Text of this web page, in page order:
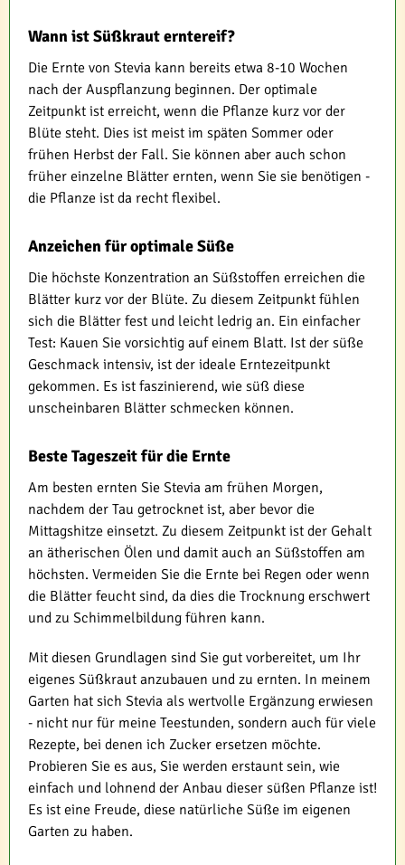
Wann ist Süßkraut erntereif?
Die Ernte von Stevia kann bereits etwa 8-10 Wochen
nach der Auspflanzung beginnen. Der optimale
Zeitpunkt ist erreicht, wenn die Pflanze kurz vor der
Blüte steht. Dies ist meist im späten Sommer oder
frühen Herbst der Fall. Sie können aber auch schon
früher einzelne Blätter ernten, wenn Sie sie benötigen -
die Pflanze ist da recht flexibel.
Anzeichen für optimale Süße
Die höchste Konzentration an Süßstoffen erreichen die
Blätter kurz vor der Blüte. Zu diesem Zeitpunkt fühlen
sich die Blätter fest und leicht ledrig an. Ein einfacher
Test: Kauen Sie vorsichtig auf einem Blatt. Ist der süße
Geschmack intensiv, ist der ideale Erntezeitpunkt
gekommen. Es ist faszinierend, wie süß diese
unscheinbaren Blätter schmecken können.
Beste Tageszeit für die Ernte
Am besten ernten Sie Stevia am frühen Morgen,
nachdem der Tau getrocknet ist, aber bevor die
Mittagshitze einsetzt. Zu diesem Zeitpunkt ist der Gehalt
an ätherischen Ölen und damit auch an Süßstoffen am
höchsten. Vermeiden Sie die Ernte bei Regen oder wenn
die Blätter feucht sind, da dies die Trocknung erschwert
und zu Schimmelbildung führen kann.
Mit diesen Grundlagen sind Sie gut vorbereitet, um Ihr
eigenes Süßkraut anzubauen und zu ernten. In meinem
Garten hat sich Stevia als wertvolle Ergänzung erwiesen
- nicht nur für meine Teestunden, sondern auch für viele
Rezepte, bei denen ich Zucker ersetzen möchte.
Probieren Sie es aus, Sie werden erstaunt sein, wie
einfach und lohnend der Anbau dieser süßen Pflanze ist!
Es ist eine Freude, diese natürliche Süße im eigenen
Garten zu haben.